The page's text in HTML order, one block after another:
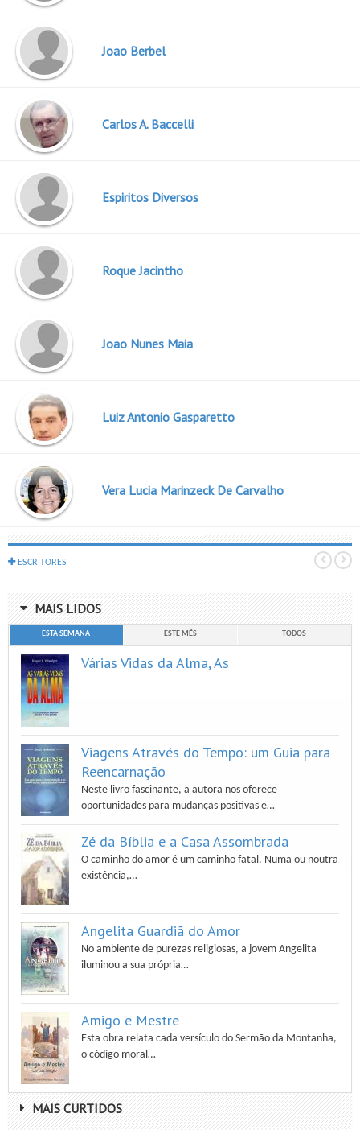
Joao Berbel
Carlos A. Baccelli
Espiritos Diversos
Roque Jacintho
Joao Nunes Maia
Luiz Antonio Gasparetto
Vera Lucia Marinzeck De Carvalho
ESCRITORES
MAIS LIDOS
ESTA SEMANA ESTE MÊS TODOS
Várias Vidas da Alma, As
Viagens Através do Tempo: um Guia para
Reencarnação
Neste livro fascinante, a autora nos oferece
oportunidades para mudanças positivas e…
Zé da Bíblia e a Casa Assombrada
O caminho do amor é um caminho fatal. Numa ou noutra
existência,…
Angelita Guardiã do Amor
No ambiente de purezas religiosas, a jovem Angelita
iluminou a sua própria…
Amigo e Mestre
Esta obra relata cada versículo do Sermão da Montanha,
o código moral…
MAIS CURTIDOS